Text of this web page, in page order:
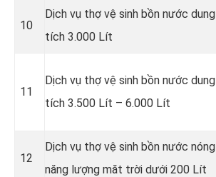
10
Dịch vụ thợ vệ sinh bồn nước dung
tích 3.000 Lít
11
Dịch vụ thợ vệ sinh bồn nước dung
tích 3.500 Lít – 6.000 Lít
12
Dịch vụ thợ vệ sinh bồn nước nóng
năng lượng măt trời dưới 200 Lít